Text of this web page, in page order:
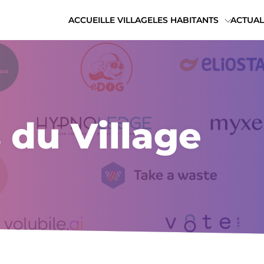
ACCUEILLE VILLAGELES HABITANTS
du Village